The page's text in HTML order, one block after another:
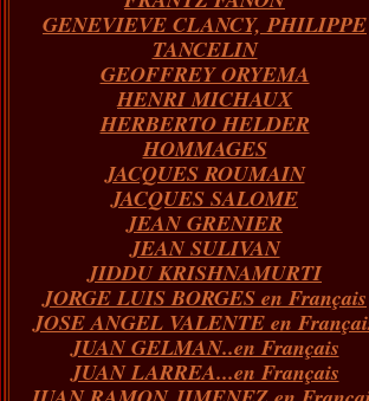
GENEVIEVE CLANCY, PHILIPPE
TANCELIN
GEOFFREY ORYEMA
HENRI MICHAUX
HERBERTO HELDER
HOMMAGES
JACQUES ROUMAIN
JACQUES SALOME
JEAN GRENIER
JEAN SULIVAN
JIDDU KRISHNAMURTI
JORGE LUIS BORGES en Français
JOSE ANGEL VALENTE en
JUAN GELMAN..en Français
JUAN LARREA...en Français